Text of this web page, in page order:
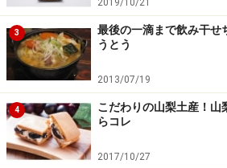
2019/10/21
3
最後の一滴まで飲み干せ
うとう
2013/07/19
4
こだわりの山梨土産！山
らコレ
2017/10/27